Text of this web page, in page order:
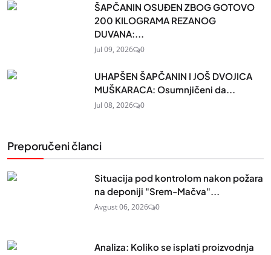
ŠAPČANIN OSUĐEN ZBOG GOTOVO
200 KILOGRAMA REZANOG
DUVANA:...
Jul 09, 2026 0
UHAPŠEN ŠAPČANIN I JOŠ DVOJICA
MUŠKARACA: Osumnjičeni da...
Jul 08, 2026 0
Preporučeni članci
Situacija pod kontrolom nakon požara
na deponiji "Srem-Mačva"...
Avgust 06, 2026 0
Analiza: Koliko se isplati proizvodnja